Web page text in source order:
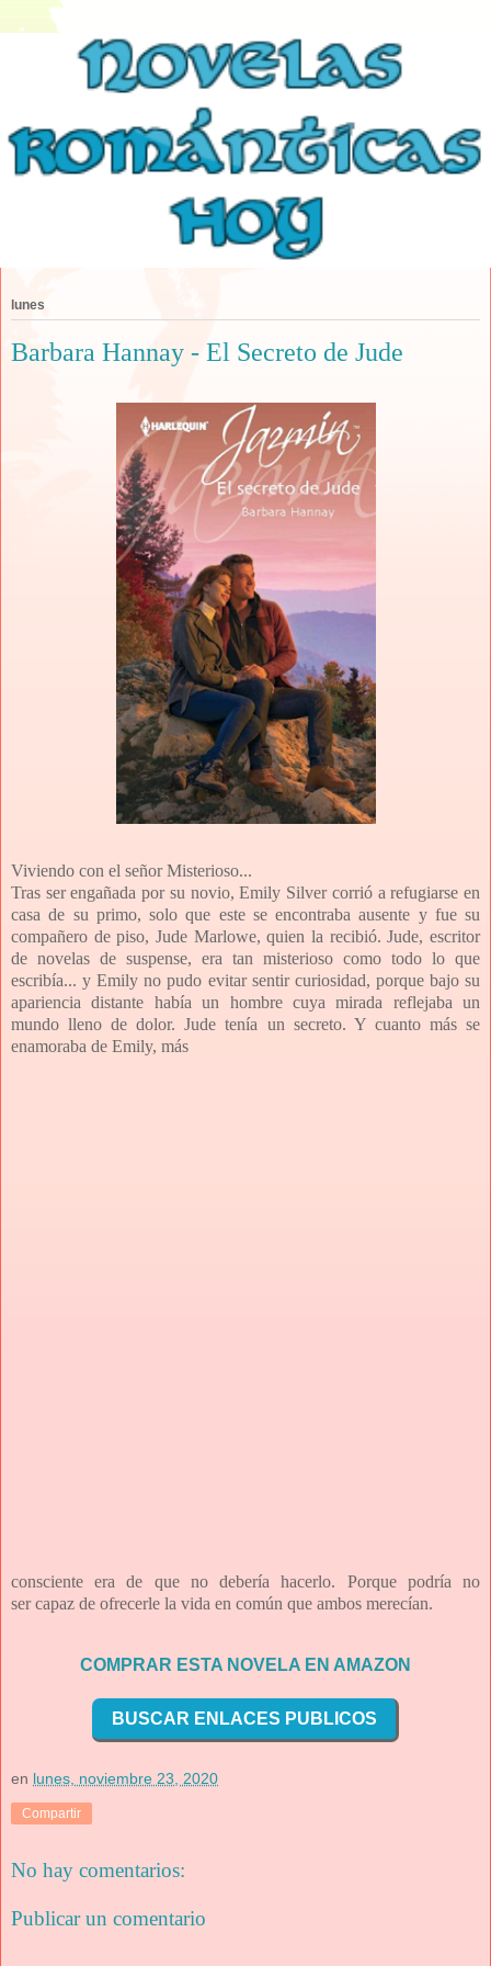
lunes
Barbara Hannay - El Secreto de Jude
Viviendo con el señor Misterioso...
Tras ser engañada por su novio, Emily Silver corrió arefugiarse en
casa de su primo, solo que este se encontrabaausente y fue su
compañero de piso, Jude Marlowe, quien la recibió. Jude, escritor
de novelas de suspense, era tan misterioso como todo lo que
escribía... y Emily no pudo evitar sentir curiosidad, porque bajo su
apariencia distante había un hombre cuya mirada reflejaba un
mundo lleno de dolor. Judetenía un secreto. Y cuanto más se
enamoraba de Emily, más
consciente era de que no debería hacerlo. Porque podría no
sercapaz de ofrecerle la vida en común que ambos merecían.
COMPRAR ESTA NOVELA EN AMAZON
BUSCAR ENLACES PUBLICOS
en lunes, noviembre 23, 2020
Compartir
No hay comentarios:
Publicar un comentario